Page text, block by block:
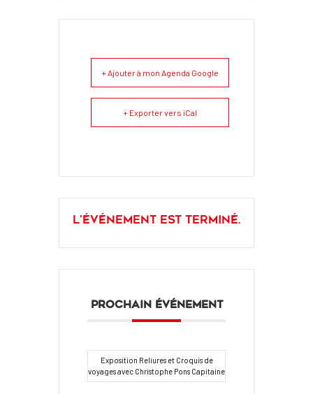
+ Ajouter à mon Agenda Google
+ Exporter vers iCal
L'événement est terminé.
PROCHAIN ÉVÉNEMENT
Exposition Reliures et Croquis de
voyages avec Christophe Pons Capitaine